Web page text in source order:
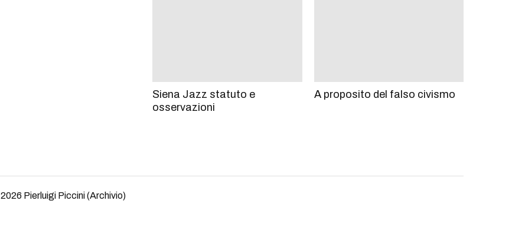
Siena Jazz statuto e
osservazioni
A proposito del falso civismo
Pierluigi Piccini (Archivio)